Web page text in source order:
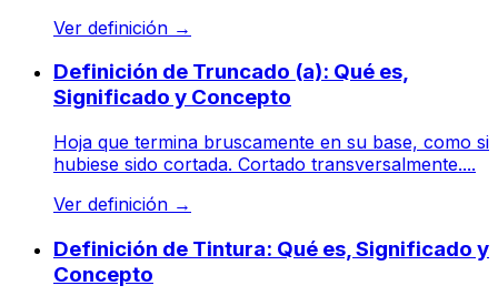
Ver definición →
Definición de Truncado (a): Qué es,
Significado y Concepto
Hoja que termina bruscamente en su base, como si
hubiese sido cortada. Cortado transversalmente....
Ver definición →
Definición de Tintura: Qué es, Significado y
Concepto